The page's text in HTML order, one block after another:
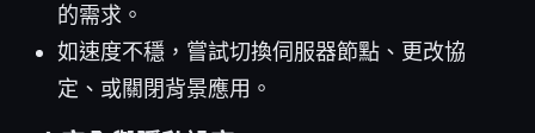
的需求。
如速度不穩，嘗試切換伺服器節點、更改協
定、或關閉背景應用。